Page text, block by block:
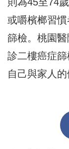
或嚼檳榔習
篩檢。桃園
診二樓癌症
自己與家人的